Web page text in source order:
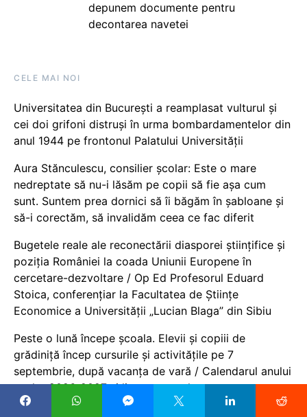
depunem documente pentru
decontarea navetei
CELE MAI NOI
Universitatea din București a reamplasat vulturul și
cei doi grifoni distruși în urma bombardamentelor din
anul 1944 pe frontonul Palatului Universității
Aura Stănculescu, consilier școlar: Este o mare
nedreptate să nu-i lăsăm pe copii să fie așa cum
sunt. Suntem prea dornici să îi băgăm în șabloane și
să-i corectăm, să invalidăm ceea ce fac diferit
Bugetele reale ale reconectării diasporei științifice și
poziția României la coada Uniunii Europene în
cercetare-dezvoltare / Op Ed Profesorul Eduard
Stoica, conferențiar la Facultatea de Științe
Economice a Universității „Lucian Blaga” din Sibiu
Peste o lună începe școala. Elevii și copiii de
grădiniță încep cursurile și activitățile pe 7
septembrie, după vacanța de vară / Calendarul anului
școlar 2026-2027 și lista vacanțelor